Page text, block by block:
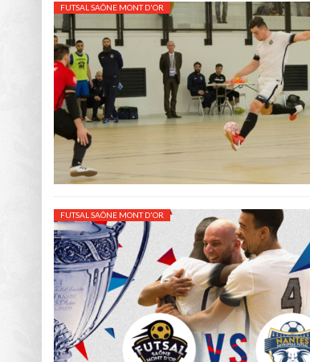
FUTSAL SAÔNE MONT D'OR
FUTSAL SAÔNE MONT D'OR